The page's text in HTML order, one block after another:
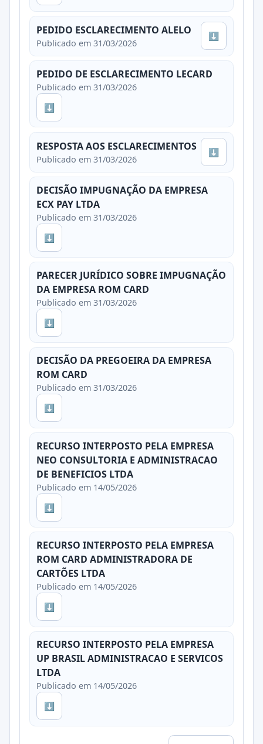
PEDIDO ESCLARECIMENTO ALELO
Publicado em 31/03/2026
⬇
PEDIDO DE ESCLARECIMENTO LECARD
Publicado em 31/03/2026
⬇
RESPOSTA AOS ESCLARECIMENTOS
Publicado em 31/03/2026
⬇
DECISÃO IMPUGNAÇÃO DA EMPRESA
ECX PAY LTDA
Publicado em 31/03/2026
⬇
PARECER JURÍDICO SOBRE IMPUGNAÇÃO
DA EMPRESA ROM CARD
Publicado em 31/03/2026
⬇
DECISÃO DA PREGOEIRA DA EMPRESA
ROM CARD
Publicado em 31/03/2026
⬇
RECURSO INTERPOSTO PELA EMPRESA
NEO CONSULTORIA E ADMINISTRACAO
DE BENEFICIOS LTDA
Publicado em 14/05/2026
⬇
RECURSO INTERPOSTO PELA EMPRESA
ROM CARD ADMINISTRADORA DE
CARTÕES LTDA
Publicado em 14/05/2026
⬇
RECURSO INTERPOSTO PELA EMPRESA
UP BRASIL ADMINISTRACAO E SERVICOS
LTDA
Publicado em 14/05/2026
⬇